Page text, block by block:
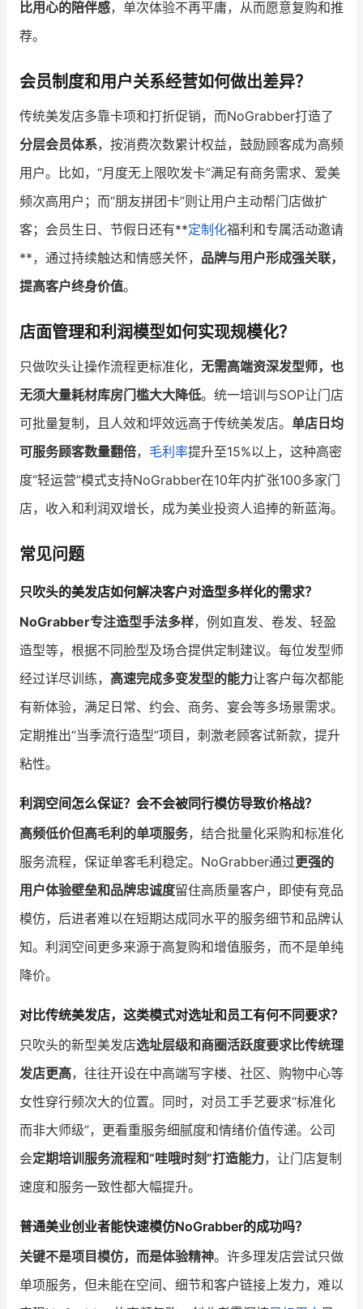
比用心的陪伴感，单次体验不再平庸，从而愿意复购和推
荐。
会员制度和用户关系经营如何做出差异？
传统美发店多靠卡项和打折促销，而NoGrabber打造了
分层会员体系，按消费次数累计权益，鼓励顾客成为高频
用户。比如，“月度无上限吹发卡”满足有商务需求、爱美
频次高用户；而“朋友拼团卡”则让用户主动帮门店做扩
客；会员生日、节假日还有**定制化福利和专属活动邀请
**，通过持续触达和情感关怀， 品牌与用户形成强关联，
提高客户终身价值。
店面管理和利润模型如何实现规模化？
只做吹头让操作流程更标准化， 无需高端资深发型师，也
无须大量耗材库房门槛大大降低。统一培训与SOP让门店
可批量复制，且人效和坪效远高于传统美发店。 单店日均
可服务顾客数量翻倍， 毛利率提升至15%以上，这种高密
度“轻运营”模式支持NoGrabber在10年内扩张100多家门
店，收入和利润双增长，成为美业投资人追捧的新蓝海。
常见问题
只吹头的美发店如何解决客户对造型多样化的需求？
NoGrabber专注造型手法多样，例如直发、卷发、轻盈
造型等，根据不同脸型及场合提供定制建议。每位发型师
经过详尽训练， 高速完成多变发型的能力让客户每次都能
有新体验，满足日常、约会、商务、宴会等多场景需求。
定期推出“当季流行造型”项目，刺激老顾客试新款，提升
粘性。
利润空间怎么保证？会不会被同行模仿导致价格战？
高频低价但高毛利的单项服务，结合批量化采购和标准化
服务流程，保证单客毛利稳定。NoGrabber通过更强的
用户体验壁垒和品牌忠诚度留住高质量客户，即使有竞品
模仿，后进者难以在短期达成同水平的服务细节和品牌认
知。利润空间更多来源于高复购和增值服务，而不是单纯
降价。
对比传统美发店，这类模式对选址和员工有何不同要求？
只吹头的新型美发店选址层级和商圈活跃度要求比传统理
发店更高，往往开设在中高端写字楼、社区、购物中心等
女性穿行频次大的位置。同时，对员工手艺要求“标准化
而非大师级”，更看重服务细腻度和情绪价值传递。公司
会定期培训服务流程和“哇哦时刻”打造能力，让门店复制
速度和服务一致性都大幅提升。
普通美业创业者能快速模仿NoGrabber的成功吗？
关键不是项目模仿，而是体验精神。许多理发店尝试只做
单项服务，但未能在空间、细节和客户链接上发力，难以